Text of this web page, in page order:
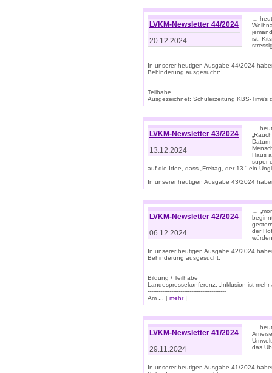
LVKM-Newsletter 44/2024
20.12.2024
…
ist.
In unserer heutigen Ausgabe 44/2024
Behinderung ausgesucht:
Teilhabe
Ausgezeichnet: Schülerzeitung KBS-Tim€s
LVKM-Newsletter 43/2024
13.12.2024
…
Datum
Haus
super
auf die Idee, dass „Freitag, der 13.“ ein
In unserer heutigen Ausgabe 43/2024
LVKM-Newsletter 42/2024
06.12.2024
…
der
In unserer heutigen Ausgabe 42/2024
Behinderung ausgesucht:
Bildung / Teilhabe
Landespressekonferenz: „Inklusion ist mehr
-------------------------------------------
Am ... [ mehr]
LVKM-Newsletter 41/2024
29.11.2024
…
das
In unserer heutigen Ausgabe 41/2024